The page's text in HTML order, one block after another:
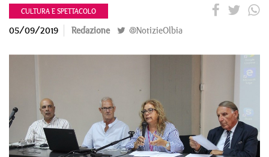
CULTURA E SPETTACOLO
05/09/2019 Redazione @NotizieOlbia